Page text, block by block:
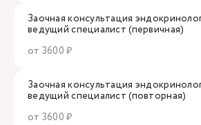
Заочная консультация
ведущий специалист (первичная)
от 3600 ₽
Заочная консультация
ведущий специалист (повторная)
от 3600 ₽